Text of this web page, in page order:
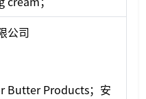
公司
Butter Products；安